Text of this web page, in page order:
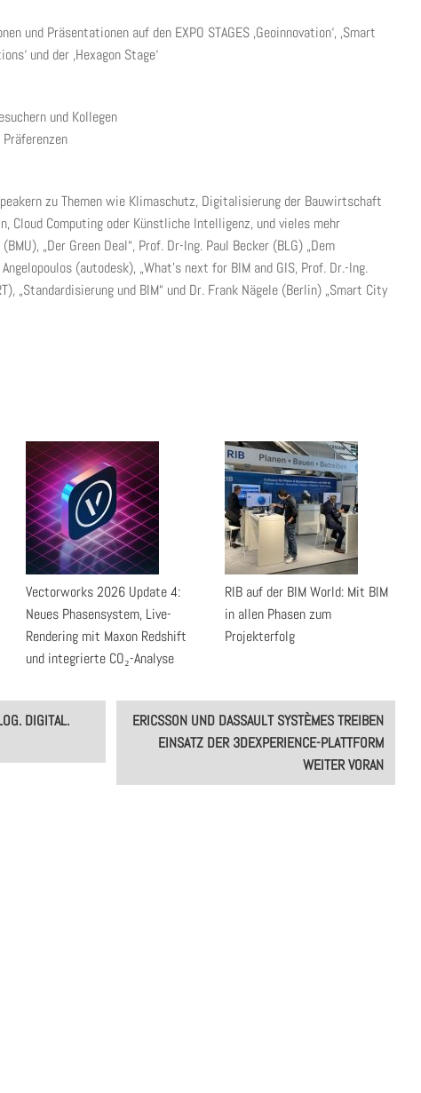
und Präsentationen auf den EXPO STAGES ‚Geoinnovation‘, ‚Smart
und der ‚Hexagon Stage‘
und Kollegen
zu Themen wie Klimaschutz, Digitalisierung der Bauwirtschaft
Cloud Computing oder Künstliche Intelligenz, und vieles mehr
„Der Green Deal“, Prof. Dr-Ing. Paul Becker (BLG) „Dem
(autodesk), „What’s next for BIM and GIS, Prof. Dr.-Ing.
„Standardisierung und BIM“ und Dr. Frank Nägele (Berlin) „Smart City
Vectorworks 2026 Update 4:
Neues Phasensystem, Live-
Rendering mit Maxon Redshift
und integrierte CO₂-Analyse
RIB auf der BIM World: Mit BIM
in allen Phasen zum
Projekterfolg
DIGITAL.
ERICSSON UND DASSAULT SYSTÈMES TREIBEN
EINSATZ DER 3DEXPERIENCE-PLATTFORM
WEITER VORAN